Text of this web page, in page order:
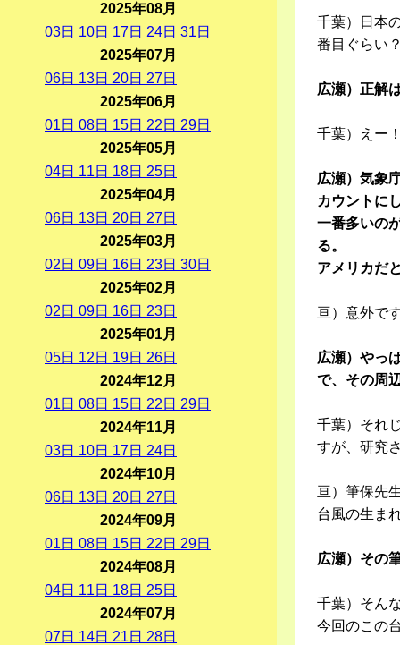
千葉）日本
番目ぐらい
広瀬）正解
千葉）えー
広瀬）気象
カウントに
一番多いの
る。
アメリカだ
亘）意外で
広瀬）やっ
で、その周
千葉）それ
すが、研究
亘）筆保先
台風の生ま
広瀬）その
千葉）そん
今回のこの
2025年08月
03日 10日 17日 24日 31 日
2025年07月
06日 13日 20日 27日
2025年06月
01 日 08日 15日 22 日 29日
2025年05月
04日 11 日 18日 25日
2025年04月
06日 13日 20日 27日
2025年03月
02 日 09日 16日 23日 30日
2025年02月
02 日 09日 16日 23日
2025年01月
05日 12 日 19日 26日
2024年12月
01 日 08日 15日 22 日 29日
2024年11月
03日 10日 17日 24日
2024年10月
06日 13日 20日 27日
2024年09月
01 日 08日 15日 22 日 29日
2024年08月
04日 11 日 18日 25日
2024年07月
07日 14日 21 日 28日